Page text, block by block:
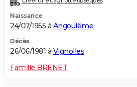
Naissance
24/07/1955 à Angoulême
Décès
26/06/1981 à Vignolles
Famille BRENET